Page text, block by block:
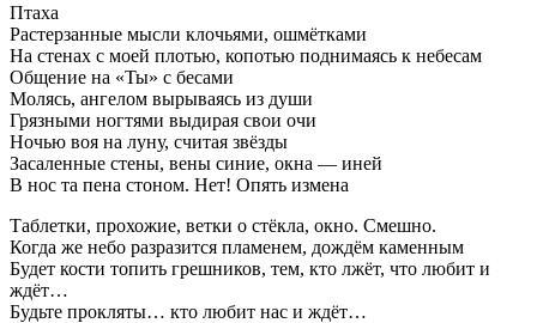
Птаха
Растерзанные мысли клочьями, ошмётками
На стенах с моей плотью, копотью поднимаясь к небесам
Общение на «Ты» с бесами
Молясь, ангелом вырываясь из души
Грязными ногтями выдирая свои очи
Ночью воя на луну, считая звёзды
Засаленные стены, вены синие, окна — иней
В нос та пена стоном. Нет! Опять измена
Таблетки, прохожие, ветки о стёкла, окно. Смешно.
Когда же небо разразится пламенем, дождём каменным
Будет кости топить грешников, тем, кто лжёт, что любит и
ждёт…
Будьте прокляты… кто любит нас и ждёт…